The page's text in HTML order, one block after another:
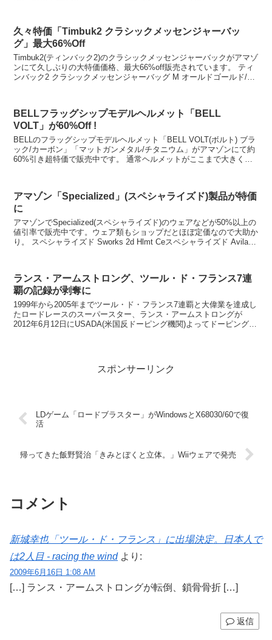
久々特価「Timbuk2 クラシックメッセンジャーバッ
グ」最大66%Off
Timbuk2(ティンバック2)のクラシックメッセンジャーバックがアマゾ
ンにて久しぶりの大特価価格、最大66%off販売されています。 ティ
ンバック2 クラシックメッセンジャーバッグ M オールドゴールド/ホ
BELLフラッグシップモデルヘルメット「BELL
VOLT」が60%Off !
BELLのフラッグシップモデルヘルメット「BELL VOLT(ボルト) ブラ
ック/カーボン」「マットガンメタル/チタニウム」がアマゾンにて約
60%引き超特価で販売中です。 通常ヘルメットがここまで大きく値
アマゾン「Specialized」(スペシャライズド)製品が特価
に
アマゾンでSpecialized(スペシャライズド)のウェアなどが50%以上の
値引率で販売中です。ウェア類もショップだとほぼ定価なので大助か
り。 スペシャライズド Sworks 2d Hlmt Ceスペシャライズド Avilan
ランス・アームストロング、ツール・ド・フランス7連
覇の記録が剥奪に
1999年から2005年までツール・ド・フランス7連覇と大偉業を達成し
たロードレースのスーパースター、ランス・アームストロングが
2012年6月12日にUSADA(米国反ドーピング機関)よってドーピング違
スポンサーリンク
LDゲーム「ロードブラスター」がWindowsとX68030/60で復
活
帰ってきた飯野賢治「きみとぼくと立体。」Wiiウェアで発売
コメント
新城幸也「ツール・ド・フランス」に出場決定。日本人で
は2人目 - racing the wind より:
2009年6月16日 1:08 AM
[…] ランス・アームストロングが転倒、鎖骨骨折 […]
返信